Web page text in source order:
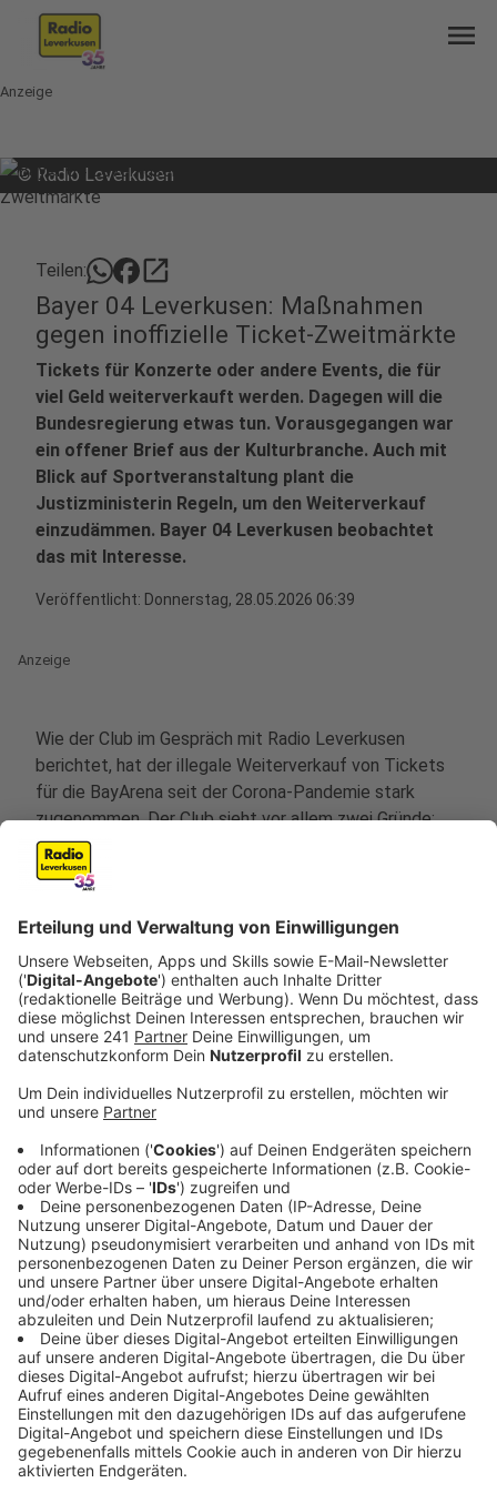
menu
Anzeige
© Radio Leverkusen
Teilen: open_in_new
Bayer 04 Leverkusen: Maßnahmen
gegen inoffizielle Ticket-Zweitmärkte
Tickets für Konzerte oder andere Events, die für
viel Geld weiterverkauft werden. Dagegen will die
Bundesregierung etwas tun. Vorausgegangen war
ein offener Brief aus der Kulturbranche. Auch mit
Blick auf Sportveranstaltung plant die
Justizministerin Regeln, um den Weiterverkauf
einzudämmen. Bayer 04 Leverkusen beobachtet
das mit Interesse.
Veröffentlicht: Donnerstag, 28.05.2026 06:39
Anzeige
Wie der Club im Gespräch mit Radio Leverkusen
berichtet, hat der illegale Weiterverkauf von Tickets
für die BayArena seit der Corona-Pandemie stark
zugenommen. Der Club sieht vor allem zwei Gründe:
Zum einen die Ticket-Nachfrage, die zu den
Heimspielen weiter ungebrochen hoch ist. Zum
anderen sind die Methoden der organsierten Händler
im digitalen Raum in den letzten Jahren deutlich
professioneller geworden. Für den Club geht es vor
allem um den Sicherheitsaspekt und damit verbunden
darum, dass die Tickets für die Heimspiele an Bayer 04
Fans gehen. Bei Tickets, die auf anderen Plattformen
weiterverkauft werden, kann der Club nicht mehr
nachvollziehen, wer am Ende die Tickets nutzt.
Vor allem professionelle Händler im Fokus
Anzeige
Grundsätzlich unterscheidet der Club verschiedene
Arten von Weiterverkäufen. Besonders abgesehen hat
es Bayer 04 auf zwei Gruppen: Zum einen
Dauerkarteninhaber, die ihr Ticket für einzelne Spiele
weiterverkaufen. Hier gab es in dieser Saison rund 50
Fälle, in denen der Verein Dauerkarten eingezogen und
an andere Fans vergeben hat. Auch ein Entzug der